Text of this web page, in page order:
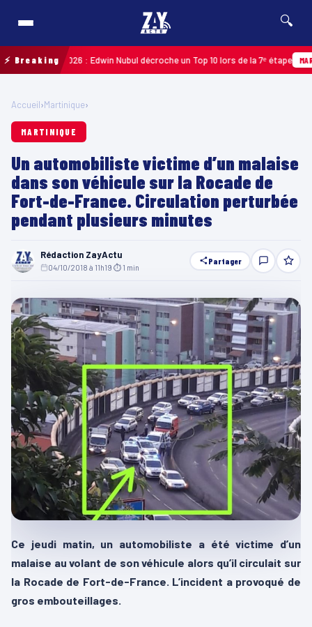
🔍
⚡ Breaking2026 : Edwin Nubul décroche un Top 10 lors de la 7ᵉ étape
Accueil›Martinique›
MARTINIQUE
Un automobiliste victime d’un malaise
dans son véhicule sur la Rocade de
Fort-de-France. Circulation perturbée
pendant plusieurs minutes
Rédaction ZayActu
04/10/2018 à 11h19 ⏱ 1 min
Partager
Ce jeudi matin, un automobiliste a été victime d’un
malaise au volant de son véhicule alors qu’il circulait sur
la Rocade de Fort-de-France. L’incident a provoqué de
gros embouteillages.